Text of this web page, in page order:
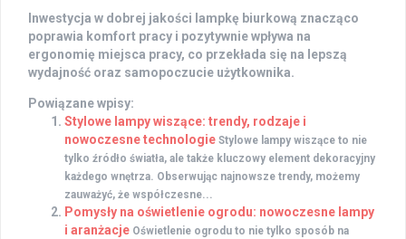
Inwestycja w dobrej jakości lampkę biurkową znacząco
poprawia komfort pracy i pozytywnie wpływa na
ergonomię miejsca pracy, co przekłada się na lepszą
wydajność oraz samopoczucie użytkownika.
Powiązane wpisy:
Stylowe lampy wiszące: trendy, rodzaje i
nowoczesne technologie Stylowe lampy wiszące to nie
tylko źródło światła, ale także kluczowy element dekoracyjny
każdego wnętrza. Obserwując najnowsze trendy, możemy
zauważyć, że współczesne...
Pomysły na oświetlenie ogrodu: nowoczesne lampy
i aranżacje Oświetlenie ogrodu to nie tylko sposób na